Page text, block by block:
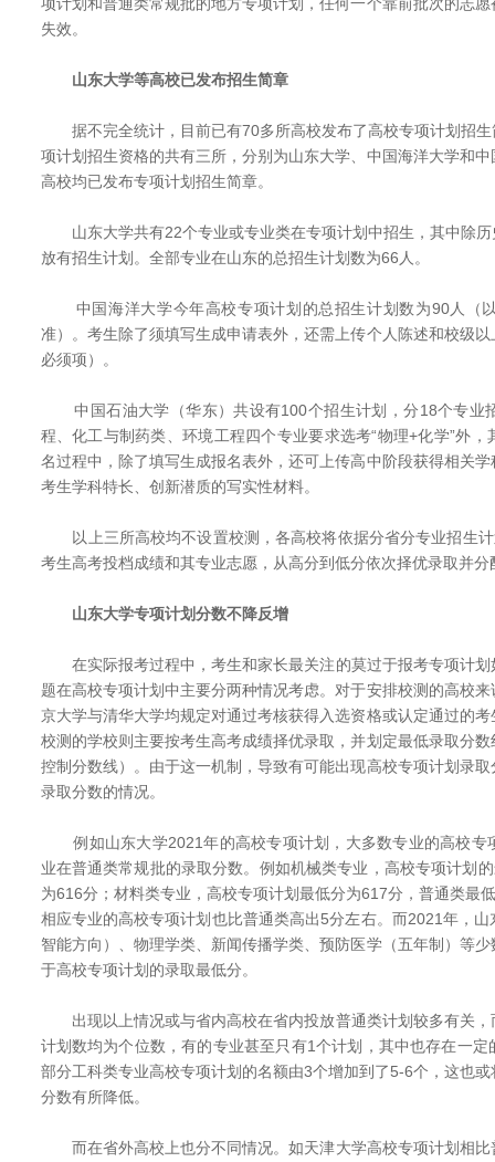
失效。
山东大学等高校已发布招生简章
据不完全统计，目前已有70多所高校发布了高校专项计划招生
项计划招生资格的共有三所，分别为山东大学、中国海洋大学和
高校均已发布专项计划招生简章。
山东大学共有22个专业或专业类在专项计划中招生，其中除历
放有招生计划。全部专业在山东的总招生计划数为66人。
中国海洋大学今年高校专项计划的总招生计划数为90人（
准）。考生除了须填写生成申请表外，还需上传个人陈述和校级
必须项）。
中国石油大学（华东）共设有100个招生计划，分18个专业
程、化工与制药类、环境工程四个专业要求选考“物理+化学”外
名过程中，除了填写生成报名表外，还可上传高中阶段获得相关
考生学科特长、创新潜质的写实性材料。
以上三所高校均不设置校测，各高校将依据分省分专业招生计
考生高考投档成绩和其专业志愿，从高分到低分依次择优录取并分
山东大学专项计划分数不降反增
在实际报考过程中，考生和家长最关注的莫过于报考专项计划
题在高校专项计划中主要分两种情况考虑。对于安排校测的高校
京大学与清华大学均规定对通过考核获得入选资格或认定通过的
校测的学校则主要按考生高考成绩择优录取，并划定最低录取分
控制分数线）。由于这一机制，导致有可能出现高校专项计划录
录取分数的情况。
例如山东大学2021年的高校专项计划，大多数专业的高校专
业在普通类常规批的录取分数。例如机械类专业，高校专项计划
为616分；材料类专业，高校专项计划最低分为617分，普通类最
相应专业的高校专项计划也比普通类高出5分左右。而2021年，
智能方向）、物理学类、新闻传播学类、预防医学（五年制）等
于高校专项计划的录取最低分。
出现以上情况或与省内高校在省内投放普通类计划较多有关，
计划数均为个位数，有的专业甚至只有1个计划，其中也存在一
部分工科类专业高校专项计划的名额由3个增加到了5-6个，这也
分数有所降低。
而在省外高校上也分不同情况。如天津大学高校专项计划相比